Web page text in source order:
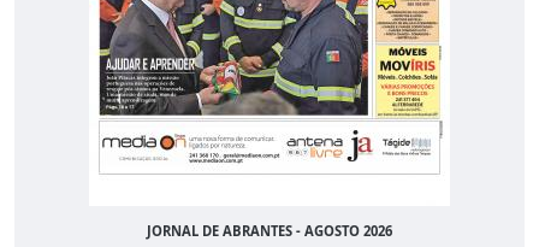
JORNAL DE ABRANTES - AGOSTO 2026